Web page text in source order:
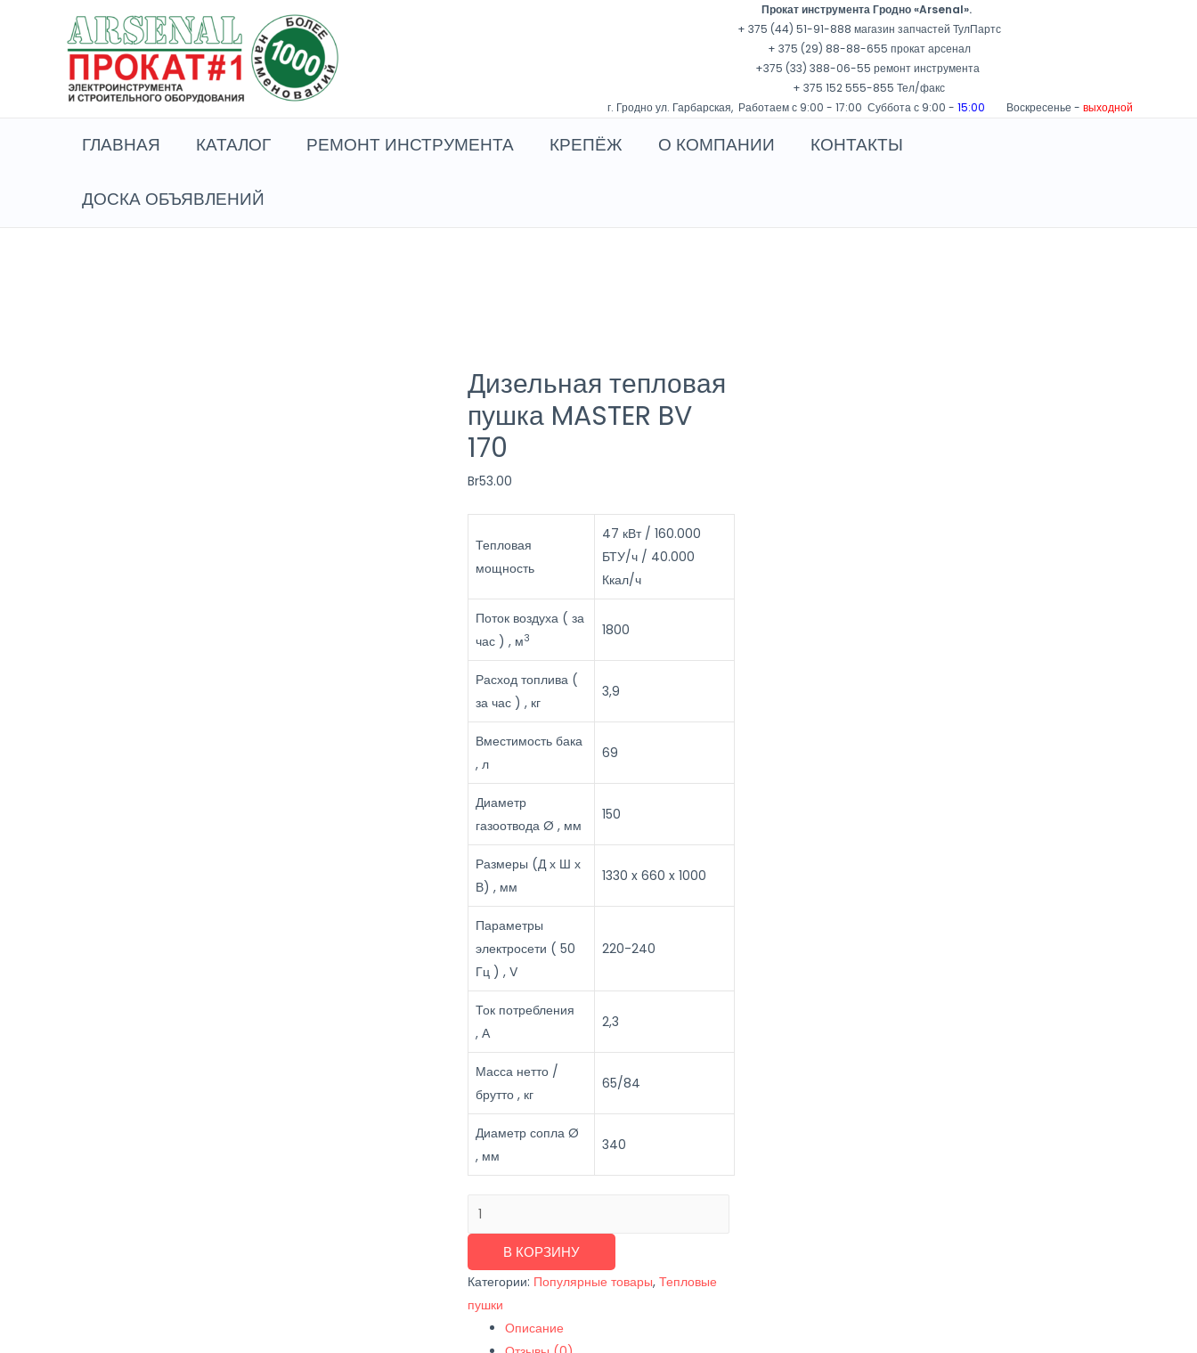
содержимому
Прокат инструмента Гродно «Arsenal».
+ 375 (44) 51-91-888 магазин запчастей ТулПартс
+ 375 (29) 88-88-655 прокат арсенал
+375 (33) 388-06-55 ремонт инструмента
+ 375 152 555-855 Тел/факс
г. Гродно ул. Гарбарская, Работаем с 9:00 - 17:00 Суббота с 9:00 - 15:00 Воскресенье - выходной
ГЛАВНАЯ КАТАЛОГ РЕМОНТ ИНСТРУМЕНТА КРЕПЁЖ О КОМПАНИИ КОНТАКТЫ
ДОСКА ОБЪЯВЛЕНИЙ
Дизельная тепловая
пушка MASTER BV
170
Br53.00
Тепловая
мощность
47 кВт / 160.000
БТУ/ч / 40.000
Ккал/ч
Поток воздуха ( за
час ) , м3 1800
Расход топлива (
за час ) , кг
3,9
Вместимость бака
, л
69
Диаметр
газоотвода Ø , мм
150
Размеры (Д х Ш х
В) , мм
1330 x 660 x 1000
Параметры
электросети ( 50
Гц ) , V
220-240
Ток потребления
, А
2,3
Масса нетто /
брутто , кг
65/84
Диаметр сопла Ø
, мм
340
Количество
Дизельная
тепловая
MASTER
В КОРЗИНУ
Категории: Популярные товары,Тепловые
пушки
Описание